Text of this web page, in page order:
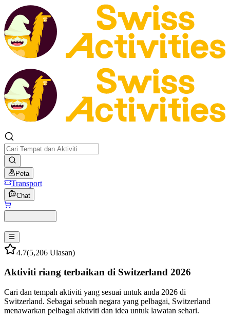
Peta
Transport
Chat
4.7(5,206 Ulasan)
Aktiviti riang terbaikan di Switzerland 2026
Cari dan tempah aktiviti yang sesuai untuk anda 2026 di
Switzerland. Sebagai sebuah negara yang pelbagai, Switzerland
menawarkan pelbagai aktiviti dan idea untuk lawatan sehari.